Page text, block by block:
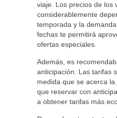
viaje. Los precios de los
considerablemente
temporada y la
fechas te permitirá
ofertas especiales.
Además, es
anticipación. Las tarifas
medida que se acerca
que reservar con
a obtener tarifas más